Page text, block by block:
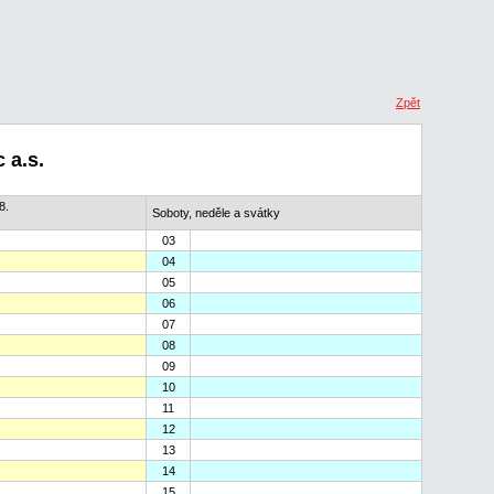
Zpět
a.s.
Soboty, neděle a svátky
03
04
05
06
07
08
09
10
11
12
13
14